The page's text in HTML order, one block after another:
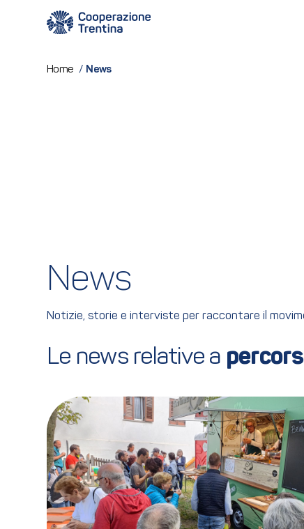
Home / News
News
Notizie, storie e interviste per raccontare il
Le news relative a